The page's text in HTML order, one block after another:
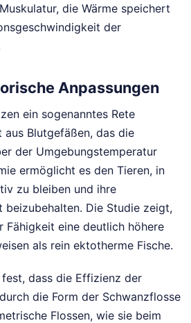
die Wärme speichert
der
Anpassungen
ein sogenanntes Rete
aus Blutgefäßen, das die
der Umgebungstemperatur
ermöglicht es den Tieren, in
zu bleiben und ihre
Die Studie zeigt,
Fähigkeit eine deutlich höhere
als rein ektotherme Fische.
dass die Effizienz der
die Form der Schwanzflosse
Flossen, wie sie beim